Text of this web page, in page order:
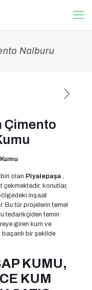
Nalburu
Çimento
olan Piyalepaşa ,
çekmektedir. konutlar,
inşaat
Bu tür projelerin temel
tedarikçiden temin
giren kum ve
bir şekilde
KUMU,
KUM